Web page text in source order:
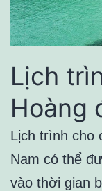
Lịch
Hoàng
Lịch trình cho
Nam có thể
vào thời gian